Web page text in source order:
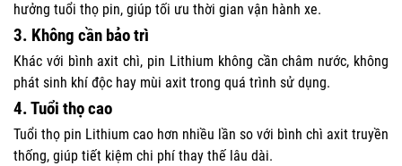
hưởng tuổi thọ pin, giúp tối ưu thời gian vận hành xe.
3. Không cần bảo trì
Khác với bình axit chì, pin Lithium không cần châm nước, không
phát sinh khí độc hay mùi axit trong quá trình sử dụng.
4. Tuổi thọ cao
Tuổi thọ pin Lithium cao hơn nhiều lần so với bình chì axit truyền
thống, giúp tiết kiệm chi phí thay thế lâu dài.